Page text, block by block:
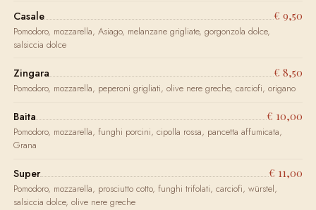
Casale € 9,50
Pomodoro, mozzarella, Asiago, melanzane grigliate, gorgonzola dolce,
salsiccia dolce
Zingara € 8,50
Pomodoro, mozzarella, peperoni grigliati, olive nere greche, carciofi, origano
Baita € 10,00
Pomodoro, mozzarella, funghi porcini, cipolla rossa, pancetta affumicata,
Grana
Super € 11,00
Pomodoro, mozzarella, prosciutto cotto, funghi trifolati, carciofi, würstel,
salsiccia dolce, olive nere greche